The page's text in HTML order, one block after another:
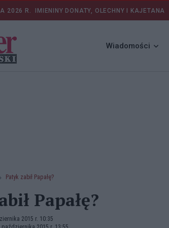
2026 R. IMIENINY DONATY, OLECHNY I KAJETANA
Wiadomości
Patyk zabił Papałę?
Papałę?
2015 r. 10:35